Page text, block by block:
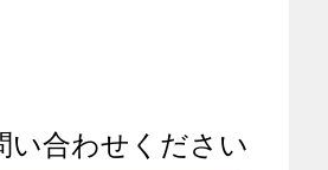
い合わせください